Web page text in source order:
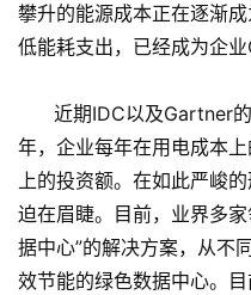
攀升的能源成本正在逐渐
低能耗支出，已经成为企业
近期IDC以及Gartner的
年，企业每年在用电成本
上的投资额。在如此严峻
迫在眉睫。目前，业界多
据中心”的解决方案，从不
效节能的绿色数据中心。